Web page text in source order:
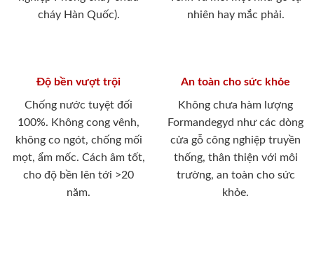
cháy Hàn Quốc).
nhiên hay mắc phải.
Độ bền vượt trội
Chống nước tuyệt đối
100%. Không cong vênh,
không co ngót, chống mối
mọt, ẩm mốc. Cách âm tốt,
cho độ bền lên tới >20
năm.
An toàn cho sức khỏe
Không chưa hàm lượng
Formandegyd như các dòng
cửa gỗ công nghiệp truyền
thống, thân thiện với môi
trường, an toàn cho sức
khỏe.